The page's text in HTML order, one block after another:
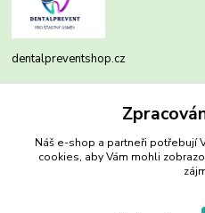
dentalpreventshop.cz
+420721639204
(Po-Pá, 8-16 hod.)
Náš e-shop a partneři potřebují
cookies, aby Vám mohli